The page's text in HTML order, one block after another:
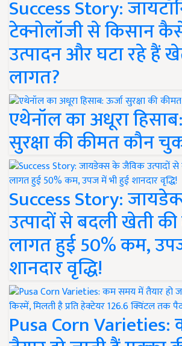
Success Story:
टेक्नोलॉजी से किसान
उत्पादन और घटा रहे हैं
लागत?
एथेनॉल का अधूरा
सुरक्षा की कीमत कौन
Success Story:
उत्पादों से बदली खेती की
लागत हुई 50% कम,
शानदार वृद्धि!
Pusa Corn